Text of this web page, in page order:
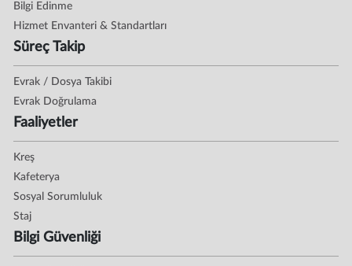
Bilgi Edinme
Hizmet Envanteri & Standartları
Süreç Takip
Evrak / Dosya Takibi
Evrak Doğrulama
Faaliyetler
Kreş
Kafeterya
Sosyal Sorumluluk
Staj
Bilgi Güvenliği